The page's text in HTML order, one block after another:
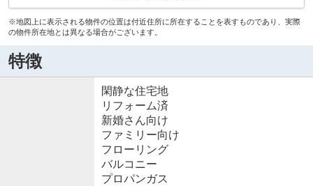
※地図上に表示される物件の位置は付近住所に所在することを表すものであり、実際
の物件所在地とは異なる場合がございます。
特徴
閑静な住宅地
リフォーム済
新婚さん向け
ファミリー向け
フローリング
バルコニー
プロパンガス